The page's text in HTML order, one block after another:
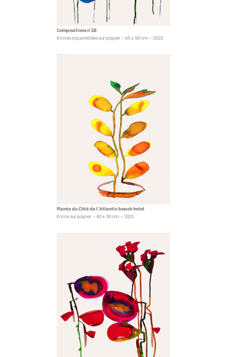
Compositions n°28
Encres aquarellées sur papier – 65 x 50 cm – 2022
Plante du Côté de l’Atlantic beach hotel
Encre sur papier – 40 x 30 cm – 2021